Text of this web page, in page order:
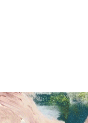
2017 2016 2015 2014